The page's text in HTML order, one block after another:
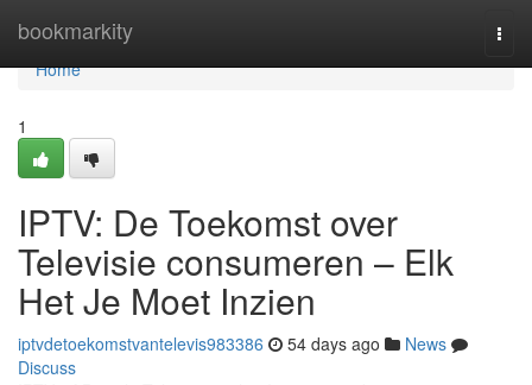
bookmarkity
Home
Home
1
IPTV: De Toekomst over
Televisie consumeren – Elk
Het Je Moet Inzien
iptvdetoekomstvantelevis983386 54 days ago
News
Discuss